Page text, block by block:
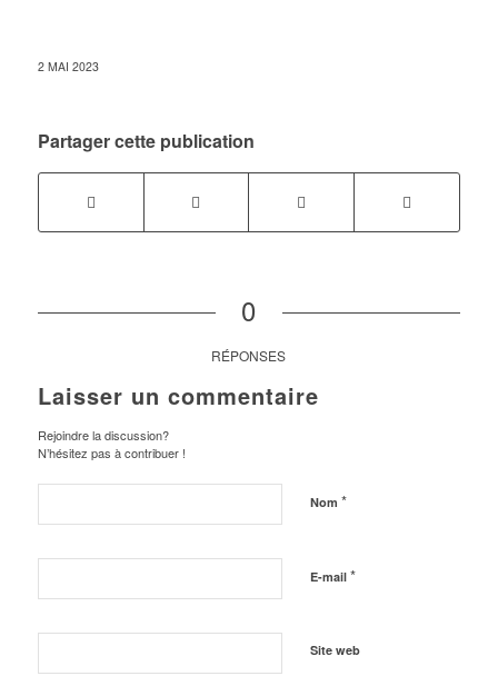
2 MAI 2023
Partager cette publication
0
RÉPONSES
Laisser un commentaire
Rejoindre la discussion?
N’hésitez pas à contribuer !
Nom *
E-mail *
Site web